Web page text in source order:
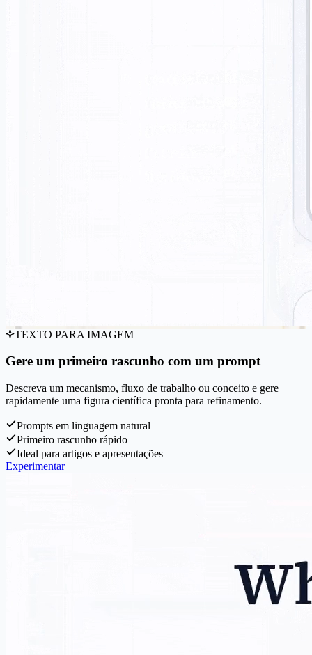
TEXTO PARA IMAGEM
Gere um primeiro rascunho com um prompt
Descreva um mecanismo, fluxo de trabalho ou conceito e gere
rapidamente uma figura científica pronta para refinamento.
Prompts em linguagem natural
Primeiro rascunho rápido
Ideal para artigos e apresentações
Experimentar